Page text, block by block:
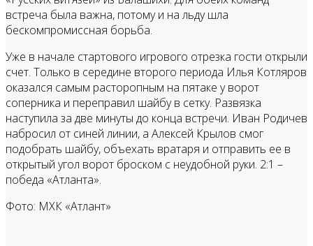
встреча была важна, потому и на льду шла
бескомпромиссная борьба.
Уже в начале стартового игрового отрезка гости открыли
счет. Только в середине второго периода Илья Котляров
оказался самым расторопным на пятаке у ворот
соперника и переправил шайбу в сетку. Развязка
наступила за две минуты до конца встречи. Иван Родичев
набросил от синей линии, а Алексей Крылов смог
подобрать шайбу, объехать вратаря и отправить ее в
открытый угол ворот броском с неудобной руки. 2:1 –
победа «Атланта».
Фото: МХК «Атлант»